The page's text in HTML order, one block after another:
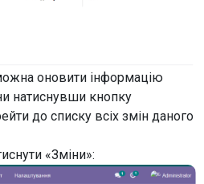
оновити інформацію
натиснувши кнопку
до списку всіх змін даного
«Зміни»: